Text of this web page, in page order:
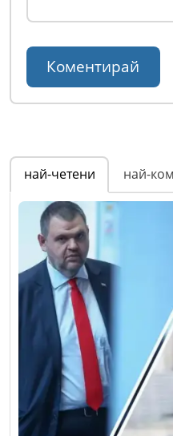
най-четени най-